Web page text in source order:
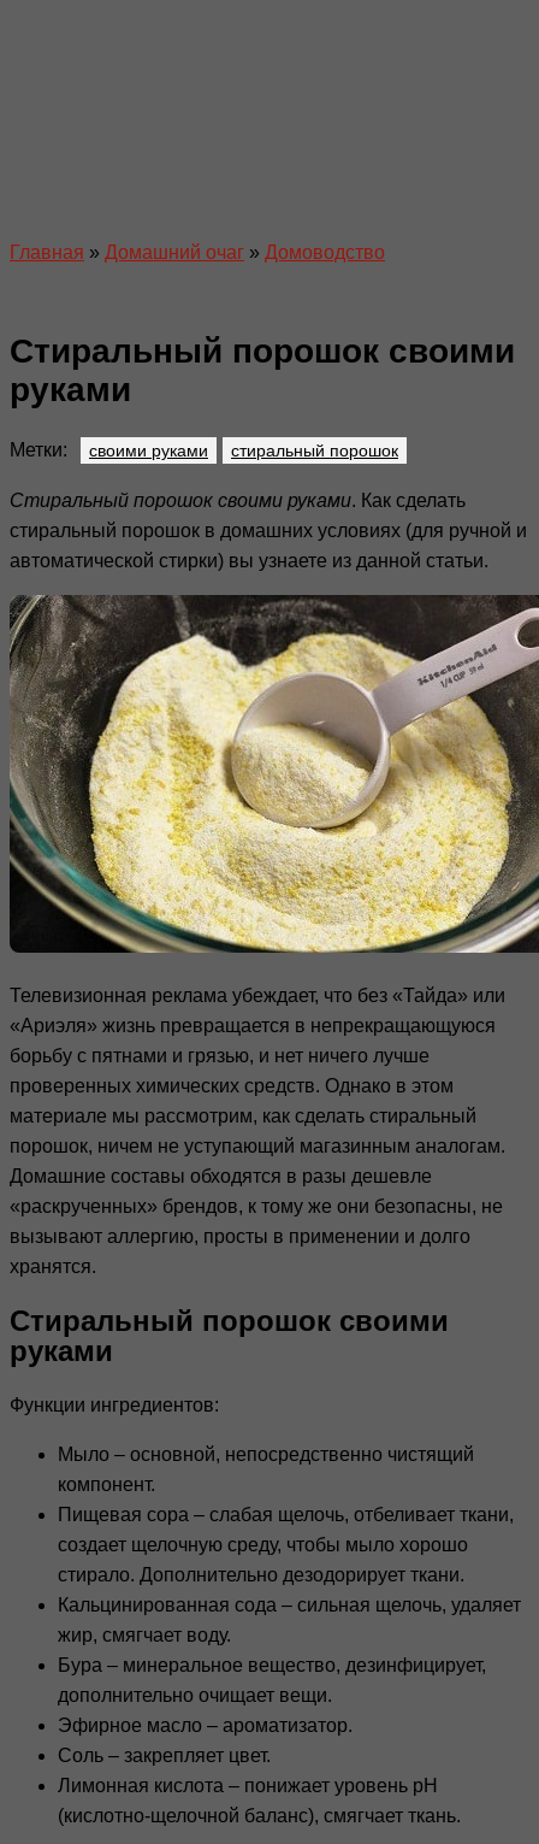
Главная » Домашний очаг » Домоводство
Стиральный порошок своими
руками
Метки: своими руками стиральный порошок
Стиральный порошок своими руками. Как сделать
стиральный порошок в домашних условиях (для ручной и
автоматической стирки) вы узнаете из данной статьи.
Телевизионная реклама убеждает, что без «Тайда» или
«Ариэля» жизнь превращается в непрекращающуюся
борьбу с пятнами и грязью, и нет ничего лучше
проверенных химических средств. Однако в этом
материале мы рассмотрим, как сделать стиральный
порошок, ничем не уступающий магазинным аналогам.
Домашние составы обходятся в разы дешевле
«раскрученных» брендов, к тому же они безопасны, не
вызывают аллергию, просты в применении и долго
хранятся.
Стиральный порошок своими
руками
Функции ингредиентов:
Мыло – основной, непосредственно чистящий
компонент.
Пищевая сора – слабая щелочь, отбеливает ткани,
создает щелочную среду, чтобы мыло хорошо
стирало. Дополнительно дезодорирует ткани.
Кальцинированная сода – сильная щелочь, удаляет
жир, смягчает воду.
Бура – минеральное вещество, дезинфицирует,
дополнительно очищает вещи.
Эфирное масло – ароматизатор.
Соль – закрепляет цвет.
Лимонная кислота – понижает уровень pH
(кислотно-щелочной баланс), смягчает ткань.